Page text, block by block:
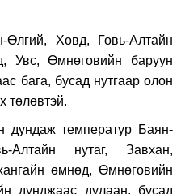
Өлгий, Ховд, Говь-Алтайн
Увс, Өмнөговийн баруун
бага, бусад нутгаар олон
төлөвтэй.
дундаж температур Баян-
нутаг, Завхан,
өмнөд, Өмнөговийн
дунджаас дулаан, бусад